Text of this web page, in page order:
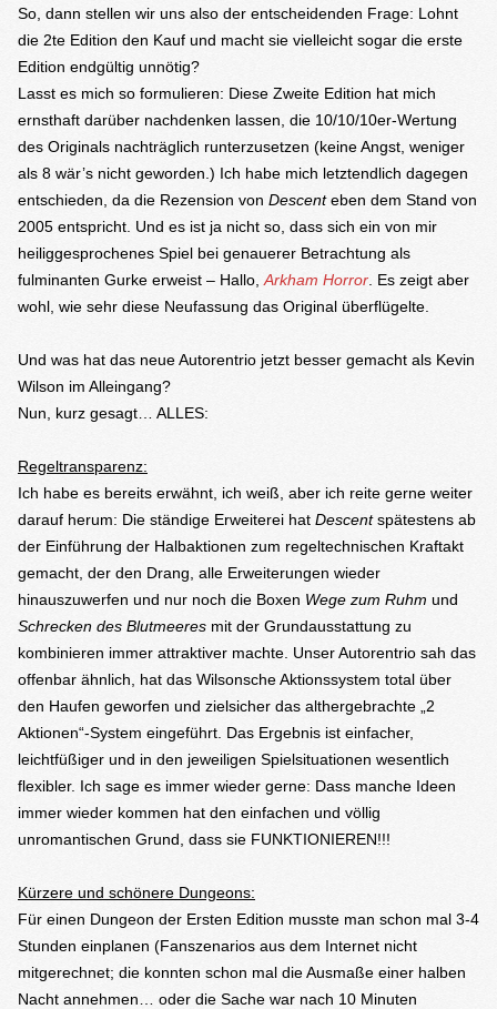
So, dann stellen wir uns also der entscheidenden Frage: Lohnt
die 2te Edition den Kauf und macht sie vielleicht sogar die erste
Edition endgültig unnötig?
Lasst es mich so formulieren: Diese Zweite Edition hat mich
ernsthaft darüber nachdenken lassen, die 10/10/10er-Wertung
des Originals nachträglich runterzusetzen (keine Angst, weniger
als 8 wär’s nicht geworden.) Ich habe mich letztendlich dagegen
entschieden, da die Rezension von Descenteben dem Stand von
2005 entspricht. Und es ist ja nicht so, dass sich ein von mir
heiliggesprochenes Spiel bei genauerer Betrachtung als
fulminanten Gurke erweist – Hallo, Arkham Horror . Es zeigt aber
wohl, wie sehr diese Neufassung das Original überflügelte.
Und was hat das neue Autorentrio jetzt besser gemacht als Kevin
Wilson im Alleingang?
Nun, kurz gesagt… ALLES:
Regeltransparenz:
Ich habe es bereits erwähnt, ich weiß, aber ich reite gerne weiter
darauf herum: Die ständige Erweiterei hat Descentspätestens ab
der Einführung der Halbaktionen zum regeltechnischen Kraftakt
gemacht, der den Drang, alle Erweiterungen wieder
hinauszuwerfen und nur noch die Boxen Wege zum Ruhm und
Schrecken des Blutmeeres mit der Grundausstattung zu
kombinieren immer attraktiver machte. Unser Autorentrio sah das
offenbar ähnlich, hat das Wilsonsche Aktionssystem total über
den Haufen geworfen und zielsicher das althergebrachte „2
Aktionen“-System eingeführt. Das Ergebnis ist einfacher,
leichtfüßiger und in den jeweiligen Spielsituationen wesentlich
flexibler. Ich sage es immer wieder gerne: Dass manche Ideen
immer wieder kommen hat den einfachen und völlig
unromantischen Grund, dass sie FUNKTIONIEREN!!!
Kürzere und schönere Dungeons:
Für einen Dungeon der Ersten Edition musste man schon mal 3-4
Stunden einplanen (Fanszenarios aus dem Internet nicht
mitgerechnet; die konnten schon mal die Ausmaße einer halben
Nacht annehmen… oder die Sache war nach 10 Minuten